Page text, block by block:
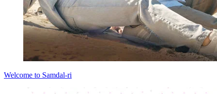
Welcome to Samdal-ri